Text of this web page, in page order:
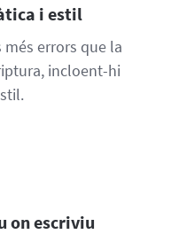
i estil
errors que la
incloent-hi
on escriviu